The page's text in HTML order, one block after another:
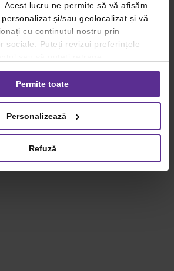
Acest lucru ne permite să vă afișăm
și/sau geolocalizat și vă
cu conținutul nostru prin
sociale. Puteți revizui preferințele
făcând click pe linkul către
uri.
cookie.Detalii
Permite toate
Personalizează
Refuză